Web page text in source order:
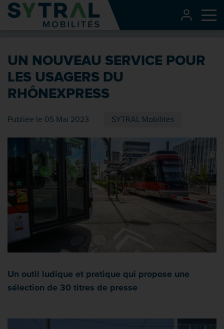
Contenu
Entête de page
Recherche
Pied de page
UN NOUVEAU SERVICE POUR
LES USAGERS DU
RHÔNEXPRESS
Publiée le 05 Mai 2023 SYTRAL Mobilités
Un outil ludique et pratique qui propose une
sélection de 30 titres de presse